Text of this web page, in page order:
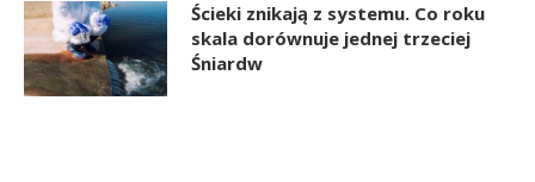
Ścieki znikają z systemu. Co roku
skala dorównuje jednej trzeciej
Śniardw